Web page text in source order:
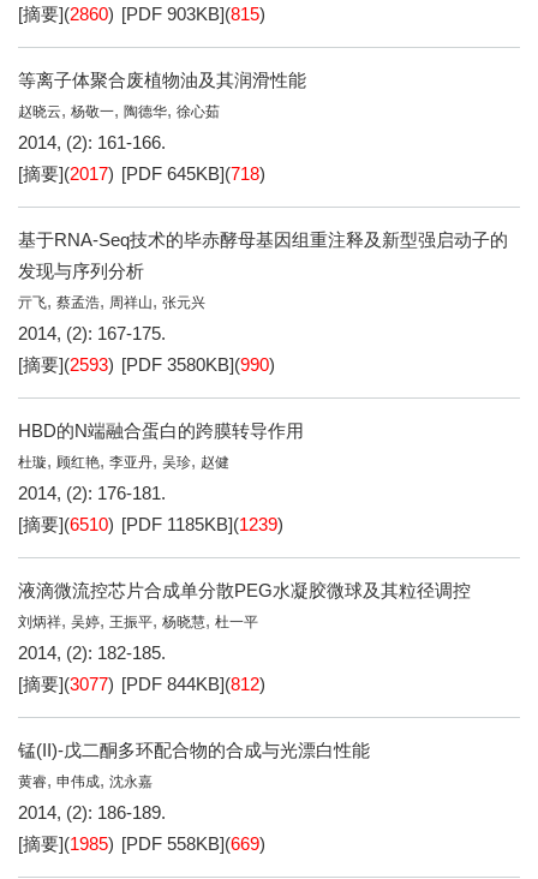
[摘要](2860) [PDF 903KB](815)
等离子体聚合废植物油及其润滑性能
赵晓云, 杨敬一, 陶德华, 徐心茹
2014, (2): 161-166.
[摘要](2017) [PDF 645KB](718)
基于RNA-Seq技术的毕赤酵母基因组重注释及新型强启动子的
发现与序列分析
亓飞, 蔡孟浩, 周祥山, 张元兴
2014, (2): 167-175.
[摘要](2593) [PDF 3580KB](990)
HBD的N端融合蛋白的跨膜转导作用
杜璇, 顾红艳, 李亚丹, 吴珍, 赵健
2014, (2): 176-181.
[摘要](6510) [PDF 1185KB](1239)
液滴微流控芯片合成单分散PEG水凝胶微球及其粒径调控
刘炳祥, 吴婷, 王振平, 杨晓慧, 杜一平
2014, (2): 182-185.
[摘要](3077) [PDF 844KB](812)
锰(II)-戊二酮多环配合物的合成与光漂白性能
黄睿, 申伟成, 沈永嘉
2014, (2): 186-189.
[摘要](1985) [PDF 558KB](669)